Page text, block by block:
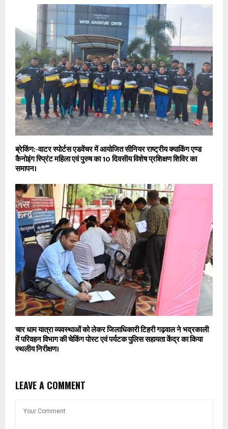
ब्रेकिंग:-वाटर स्पोर्टस एडवेंचर में आयोजित सीनियर राष्ट्रीय क्याकिंग एण्ड
कैनोइंग स्प्रिंट महिला एवं पुरुष का 10 दिवसीय विशेष प्रशिक्षण शिविर का
समापन।
चार धाम यात्रा व्यवस्थाओं को लेकर जिलाधिकारी टिहरी गढ़वाल ने भद्रकाली
में परिवहन विभाग की चेकिंग पोस्ट एवं पर्यटक पुलिस सहायता केंद्र का किया
स्थलीय निरीक्षण।
LEAVE A COMMENT